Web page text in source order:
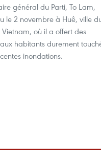
général du Parti, To Lam,
le 2 novembre à Huê, ville
où il a offert des
habitants durement
inondations.